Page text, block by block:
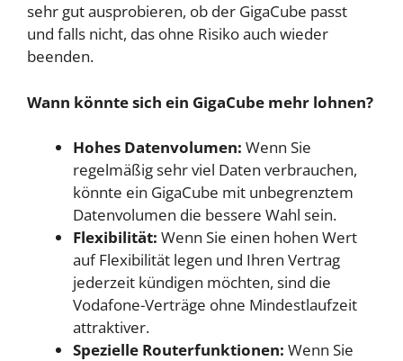
sehr gut ausprobieren, ob der GigaCube passt
und falls nicht, das ohne Risiko auch wieder
beenden.
Wann könnte sich ein GigaCube mehr lohnen?
Hohes Datenvolumen: Wenn Sie
regelmäßig sehr viel Daten verbrauchen,
könnte ein GigaCube mit unbegrenztem
Datenvolumen die bessere Wahl sein.
Flexibilität: Wenn Sie einen hohen Wert
auf Flexibilität legen und Ihren Vertrag
jederzeit kündigen möchten, sind die
Vodafone-Verträge ohne Mindestlaufzeit
attraktiver.
Spezielle Routerfunktionen: Wenn Sie